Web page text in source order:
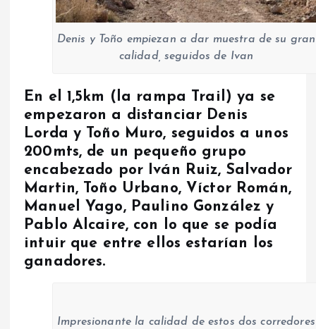
Denis y Toño empiezan a dar muestra de su gran
calidad, seguidos de Ivan
En el 1,5km (la rampa Trail) ya se
empezaron a distanciar Denis
Lorda y Toño Muro, seguidos a unos
200mts, de un pequeño grupo
encabezado por Iván Ruiz, Salvador
Martin, Toño Urbano, Víctor Román,
Manuel Yago, Paulino González y
Pablo Alcaire, con lo que se podía
intuir que entre ellos estarían los
ganadores.
Impresionante la calidad de estos dos corredores